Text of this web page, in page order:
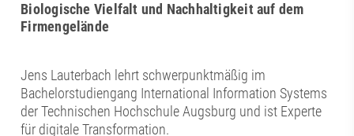
Biologische Vielfalt und Nachhaltigkeit auf dem
Firmengelände
Jens Lauterbach lehrt schwerpunktmäßig im
Bachelorstudiengang International Information Systems
der Technischen Hochschule Augsburg und ist Experte
für digitale Transformation.